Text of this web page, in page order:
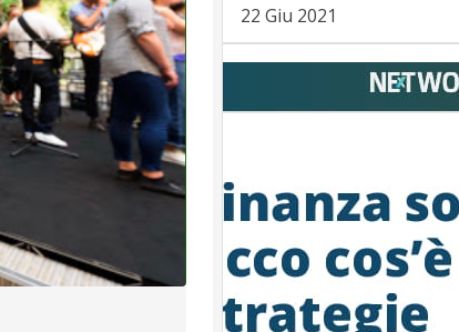
22 Giu 2021